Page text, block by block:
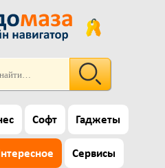
Софт Гаджеты
Сервисы